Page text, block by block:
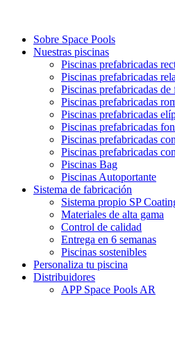
Sobre Space Pools
Nuestras piscinas
Piscinas prefabricadas
Piscinas prefabricadas
Piscinas prefabricadas
Piscinas prefabricadas
Piscinas prefabricadas
Piscinas prefabricadas
Piscinas prefabricadas
Piscinas prefabricadas
Piscinas Bag
Piscinas Autoportante
Sistema de fabricación
Sistema propio SP
Materiales de alta gama
Control de calidad
Entrega en 6 semanas
Piscinas sostenibles
Personaliza tu piscina
Distribuidores
APP Space Pools AR